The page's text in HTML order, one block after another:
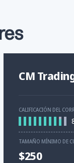
CM
CALIFICACIÓN DEL
TAMAÑO MÍNIMO DE
$250